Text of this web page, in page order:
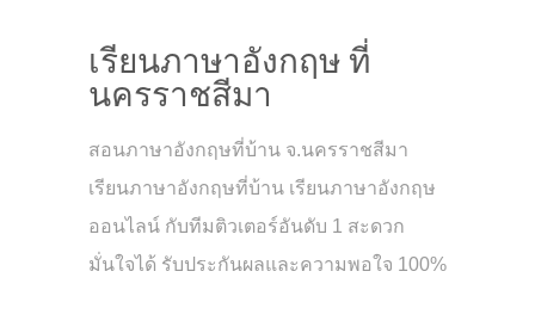
เรียนภาษาอังกฤษ ที่
นครราชสีมา
สอนภาษาอังกฤษที่บ้าน จ.นครราชสีมา
เรียนภาษาอังกฤษที่บ้าน เรียนภาษาอังกฤษ
ออนไลน์ กับทีมติวเตอร์อันดับ 1 สะดวก
มั่นใจได้ รับประกันผลและความพอใจ 100%